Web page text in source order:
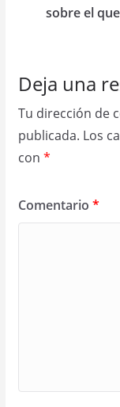
sobre el
Deja una
Tu dirección de
publicada. Los
con *
Comentario *